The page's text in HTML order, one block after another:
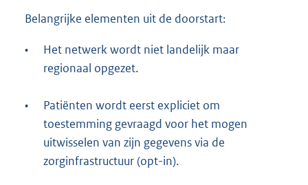
Belangrijke elementen uit de doorstart:
•
Het netwerk wordt niet landelijk maar
regionaal opgezet.
•
Patiënten wordt eerst expliciet om
toestemming gevraagd voor het mogen
uitwisselen van zijn gegevens via de
zorginfrastructuur (opt-in).